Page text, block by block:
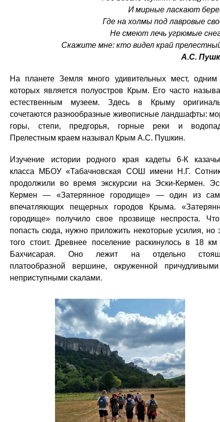
И мирные ласкают
Где на холмы под лавровые
Не смеют лечь угрюмые
Скажите мне: кто видел край
А.С.
На планете Земля много удивительных мест, одним
которых является полуостров Крым. Его часто
естественным музеем. Здесь в Крыму
сочетаются разнообразные живописные ландшафты:
горы, степи, предгорья, горные реки и
Прелестным краем называл Крым А.С. Пушкин.
Изучение истории родного края кадеты 6-К
класса МБОУ «Табачновская СОШ имени Н.Г.
продолжили во время экскурсии на Эски-Кермен.
Кермен — «Затерянное городище» — один из
впечатляющих пещерных городов Крыма.
городище» получило свое прозвище неспроста.
попасть сюда, нужно приложить некоторые усилия, но
того стоит. Древнее поселение раскинулось в 18 км
Бахчисарая. Оно лежит на отдельно
платообразной вершине, окруженной
неприступными скалами.